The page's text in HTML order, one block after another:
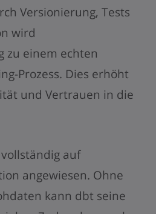
Versionierung, Tests
wird
zu einem echten
Prozess. Dies erhöht
und Vertrauen in die
auf
angewiesen. Ohne
kann dbt seine